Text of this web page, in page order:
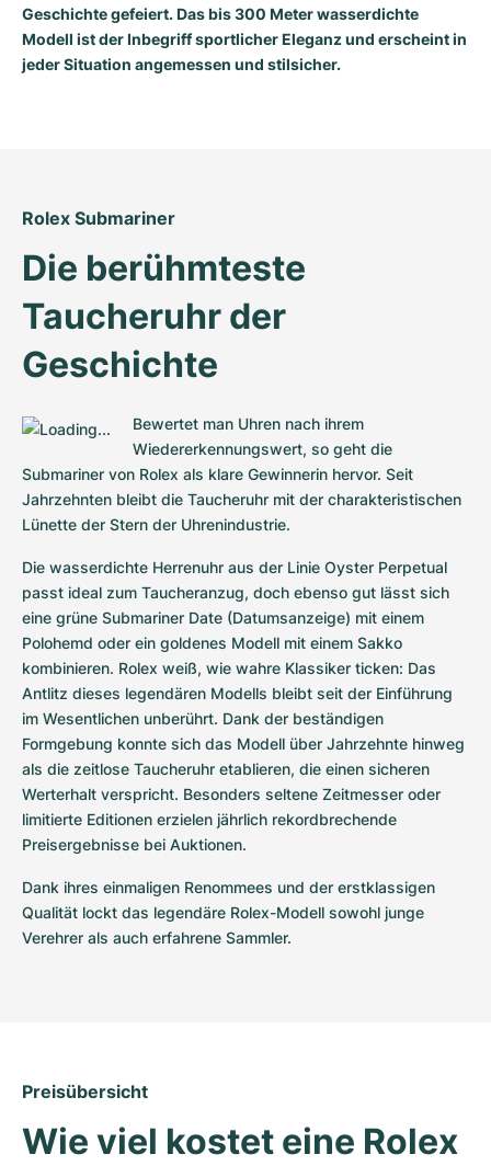
Geschichte gefeiert. Das bis 300 Meter wasserdichte
Modell ist der Inbegriff sportlicher Eleganz und erscheint in
jeder Situation angemessen und stilsicher.
Rolex Submariner
Die berühmteste
Taucheruhr der
Geschichte
Bewertet man Uhren nach ihrem
Wiedererkennungswert, so geht die
Submariner von Rolex als klare Gewinnerin hervor. Seit
Jahrzehnten bleibt die Taucheruhr mit der charakteristischen
Lünette der Stern der Uhrenindustrie.
Die wasserdichte Herrenuhr aus der Linie Oyster Perpetual
passt ideal zum Taucheranzug, doch ebenso gut lässt sich
eine grüne Submariner Date (Datumsanzeige) mit einem
Polohemd oder ein goldenes Modell mit einem Sakko
kombinieren. Rolex weiß, wie wahre Klassiker ticken: Das
Antlitz dieses legendären Modells bleibt seit der Einführung
im Wesentlichen unberührt. Dank der beständigen
Formgebung konnte sich das Modell über Jahrzehnte hinweg
als die zeitlose Taucheruhr etablieren, die einen sicheren
Werterhalt verspricht. Besonders seltene Zeitmesser oder
limitierte Editionen erzielen jährlich rekordbrechende
Preisergebnisse bei Auktionen.
Dank ihres einmaligen Renommees und der erstklassigen
Qualität lockt das legendäre Rolex-Modell sowohl junge
Verehrer als auch erfahrene Sammler.
Preisübersicht
Wie viel kostet eine Rolex